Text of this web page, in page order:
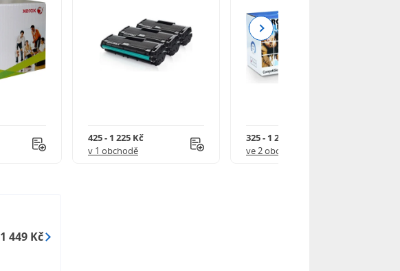
425 - 1 225 Kč
v 1 obchodě
325 - 1 245 Kč
ve 2 obchodech
Next
1 449 Kč